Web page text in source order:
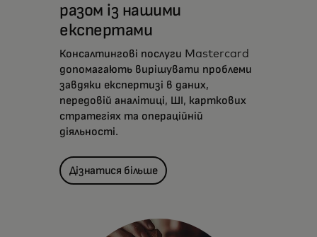
разом із нашими
експертами
Консалтингові послуги Mastercard
допомагають вирішувати проблеми
завдяки експертизі в даних,
передовій аналітиці, ШІ, карткових
стратегіях та операційній
діяльності.
Дізнатися більше